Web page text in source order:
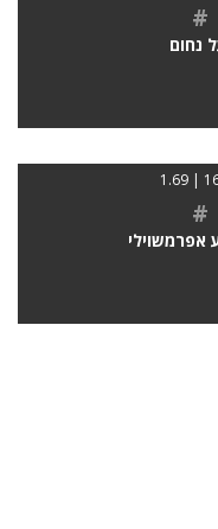
#
נחום
#